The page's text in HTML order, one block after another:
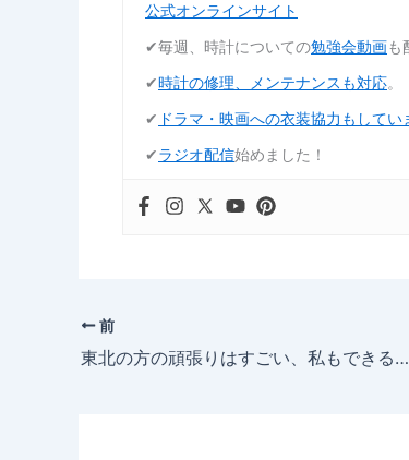
公式オンラインサイト
✔︎毎週、時計についての勉強会動画も
✔︎時計の修理、メンテナンスも対応。
✔︎ ドラマ・映画への衣装協力もしてい
✔︎ラジオ配信始めました！
前
東北の方の頑張りはすごい、私もできることをする。